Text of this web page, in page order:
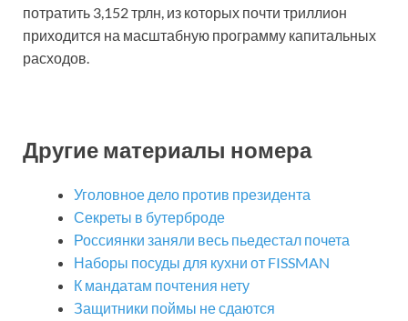
потратить 3,152 трлн, из которых почти триллион
приходится на масштабную программу капитальных
расходов.
Другие материалы номера
Уголовное дело против президента
Секреты в бутерброде
Россиянки заняли весь пьедестал почета
Наборы посуды для кухни от FISSMAN
К мандатам почтения нету
Защитники поймы не сдаются